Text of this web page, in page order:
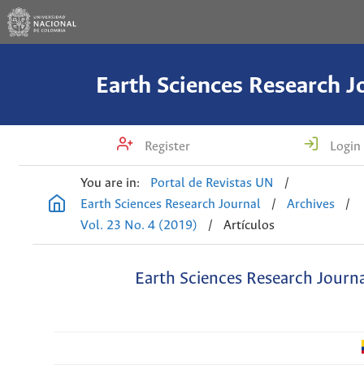
Earth Sciences Research
Register Login
You are in: Portal de Revistas UN
/
Earth Sciences Research Journal
/ Archives
/
Vol. 23 No. 4 (2019)
/ Artículos
Earth Sciences Research